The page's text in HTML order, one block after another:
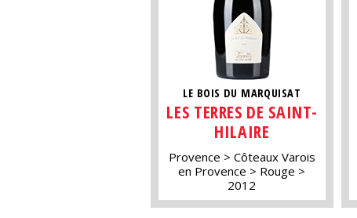
LE BOIS DU MARQUISAT
LES TERRES DE SAINT-
HILAIRE
Provence
Côteaux Varois
en Provence
Rouge
2012